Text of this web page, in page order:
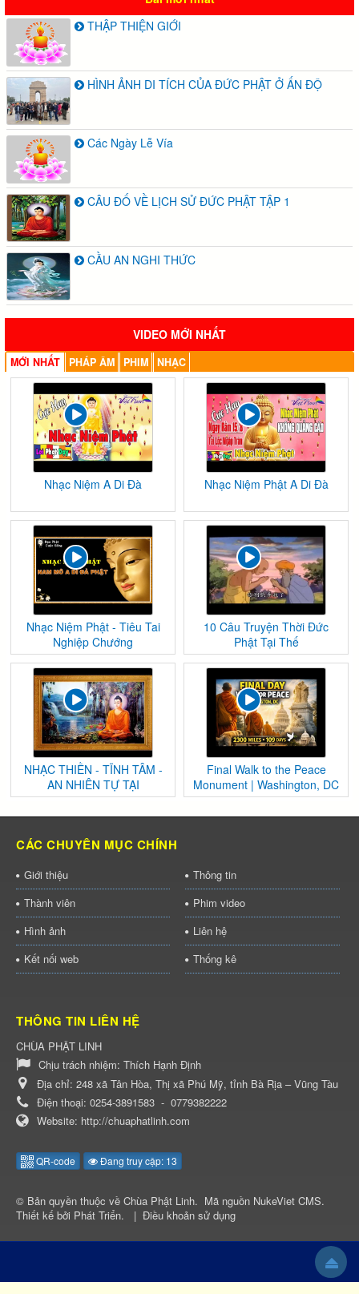
THẬP THIỆN GIỚI
HÌNH ẢNH DI TÍCH CỦA ĐỨC PHẬT Ở ẤN ĐỘ
Các Ngày Lễ Vía
CÂU ĐỐ VỀ LỊCH SỬ ĐỨC PHẬT TẬP 1
CẦU AN NGHI THỨC
VIDEO MỚI NHẤT
MỚI NHẤT PHÁP ÂM PHIM NHẠC
Nhạc Niệm A Di Đà Nhạc Niệm Phật A Di Đà
Nhạc Niệm Phật - Tiêu Tai
Nghiệp Chướng
10 Câu Truyện Thời Đức
Phật Tại Thế
NHẠC THIỀN - TĨNH TÂM -
AN NHIÊN TỰ TẠI
Final Walk to the Peace
Monument | Washington, DC
CÁC CHUYÊN MỤC CHÍNH
Giới thiệu
Thông tin
Thành viên
Phim video
Hình ảnh
Liên hệ
Kết nối web
Thống kê
THÔNG TIN LIÊN HỆ
CHÙA PHẬT LINH
Chịu trách nhiệm: Thích Hạnh Định
Địa chỉ: 248 xã Tân Hòa, Thị xã Phú Mỹ, tỉnh Bà Rịa – Vũng Tàu
Điện thoại: 0254-3891583 - 0779382222
Website: http://chuaphatlinh.com
QR-code Đang truy cập: 13
© Bản quyền thuộc về Chùa Phật Linh. Mã nguồn NukeViet CMS.
Thiết kế bởi Phát Triển. | Điều khoản sử dụng